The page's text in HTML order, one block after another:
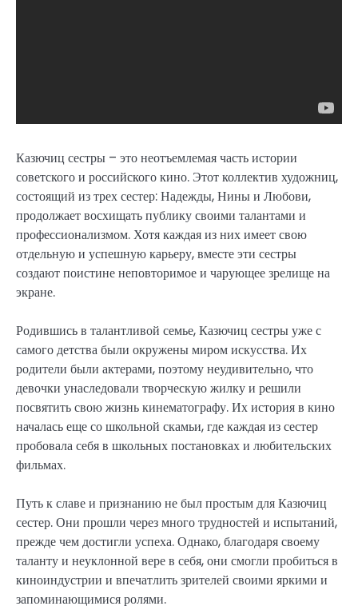
Казючиц сестры – это неотъемлемая часть истории
советского и российского кино. Этот коллектив художниц,
состоящий из трех сестер: Надежды, Нины и Любови,
продолжает восхищать публику своими талантами и
профессионализмом. Хотя каждая из них имеет свою
отдельную и успешную карьеру, вместе эти сестры
создают поистине неповторимое и чарующее зрелище на
экране.
Родившись в талантливой семье, Казючиц сестры уже с
самого детства были окружены миром искусства. Их
родители были актерами, поэтому неудивительно, что
девочки унаследовали творческую жилку и решили
посвятить свою жизнь кинематографу. Их история в кино
началась еще со школьной скамьи, где каждая из сестер
пробовала себя в школьных постановках и любительских
фильмах.
Путь к славе и признанию не был простым для Казючиц
сестер. Они прошли через много трудностей и испытаний,
прежде чем достигли успеха. Однако, благодаря своему
таланту и неуклонной вере в себя, они смогли пробиться в
киноиндустрии и впечатлить зрителей своими яркими и
запоминающимися ролями.